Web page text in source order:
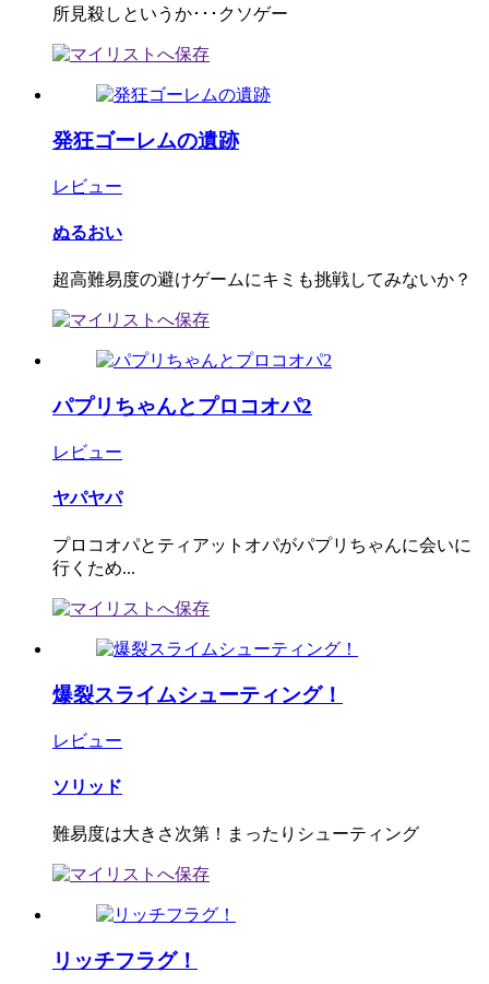
所見殺しというか･･･クソゲー
発狂ゴーレムの遺跡
レビュー
ぬるおい
超高難易度の避けゲームにキミも挑戦してみないか？
パプリちゃんとプロコオパ2
レビュー
ヤパヤパ
プロコオパとティアットオパがパプリちゃんに会いに
行くため...
爆裂スライムシューティング！
レビュー
ソリッド
難易度は大きさ次第！まったりシューティング
リッチフラグ！